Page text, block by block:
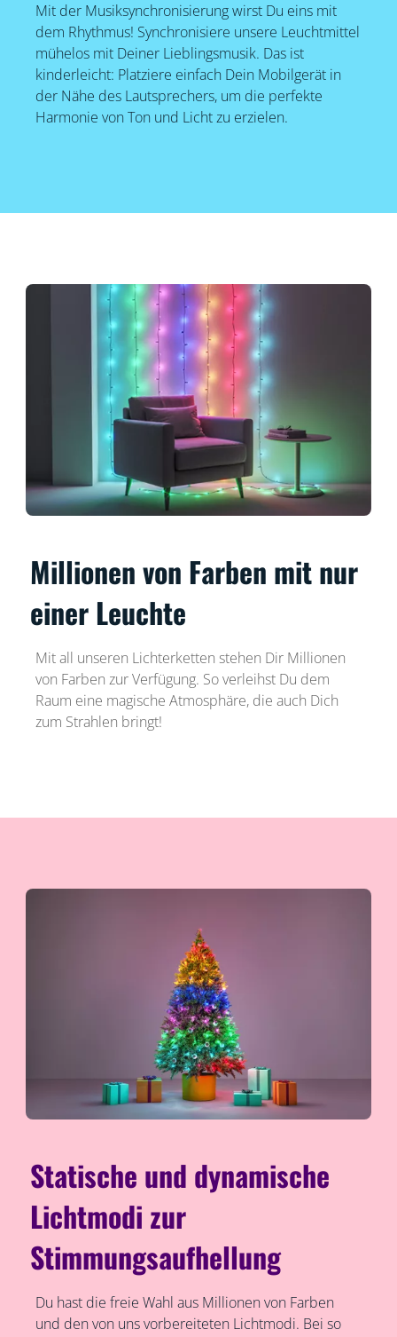
Mit der Musiksynchronisierung wirst Du eins mit
dem Rhythmus! Synchronisiere unsere Leuchtmittel
mühelos mit Deiner Lieblingsmusik. Das ist
kinderleicht: Platziere einfach Dein Mobilgerät in
der Nähe des Lautsprechers, um die perfekte
Harmonie von Ton und Licht zu erzielen.
Millionen von Farben mit nur
einer Leuchte
Mit all unseren Lichterketten stehen Dir Millionen
von Farben zur Verfügung. So verleihst Du dem
Raum eine magische Atmosphäre, die auch Dich
zum Strahlen bringt!
Statische und dynamische
Lichtmodi zur
Stimmungsaufhellung
Du hast die freie Wahl aus Millionen von Farben
und den von uns vorbereiteten Lichtmodi. Bei so